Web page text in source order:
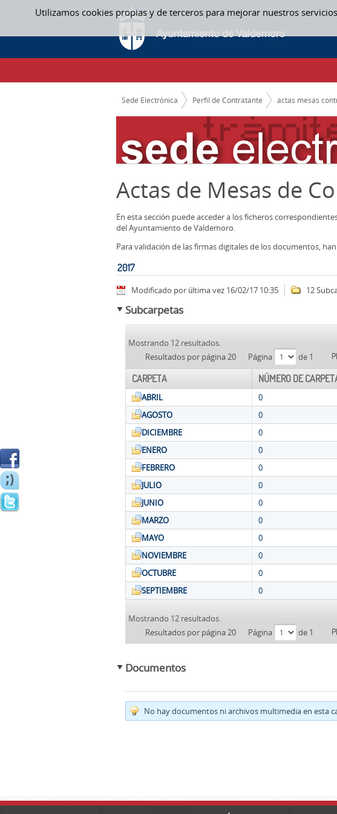
Utilizamos cookies propias y de terceros para mejorar nuestros
Saltar al contenido
2017 - ACTAS MESAS CONTRATACION
CAMINO DE MIGAS
Sede Electrónica Perfil de Contratante actas mesas
Actas de Mesas de
En esta sección puede acceder a los ficheros
del Ayuntamiento de Valdemoro.
Para validación de las firmas digitales de los documentos,
2017
Modificado por última vez 16/02/17 10:35 12
Subcarpetas
Mostrando 12 resultados.
Resultados por página 20
Página de 1
CARPETA NÚMERO DE
ABRIL 0
AGOSTO
0
DICIEMBRE
0
ENERO
0
FEBRERO
0
JULIO
0
JUNIO
0
MARZO
0
MAYO
0
NOVIEMBRE
0
OCTUBRE
0
SEPTIEMBRE
0
Mostrando 12 resultados.
Resultados por página 20
Página de 1
Documentos
No hay documentos ni archivos multimedia en esta